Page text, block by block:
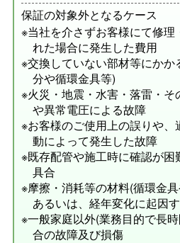
保証の対象外となるケース
※当社を介さずお客様にて修理
れた場合に発生した費用
※交換していない部材等にかか
分や循環金具等)
※火災・地震・水害・落雷・
や異常電圧による故障
※お客様のご使用上の誤りや、
動によって発生した故障
※既存配管や施工時に確認が困
具合
※摩擦・消耗等の材料(循環金
あるいは、経年変化に起因
※一般家庭以外(業務目的で長
合の故障及び損傷